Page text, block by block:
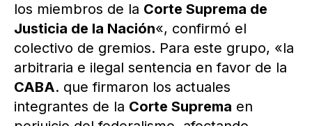
los miembros de la Corte Suprema de
Justicia de la Nación«, confirmó el
colectivo de gremios. Para este grupo, «la
arbitraria e ilegal sentencia en favor de la
CABA. que firmaron los actuales
integrantes de la Corte Suprema en